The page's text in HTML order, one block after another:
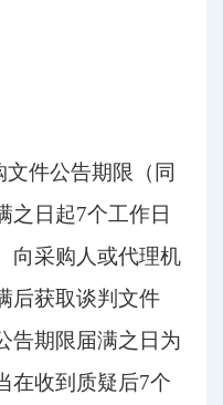
件公告期限（同
之日起7个工作日
向采购人或代理机
后获取谈判文件
告期限届满之日为
在收到质疑后7个